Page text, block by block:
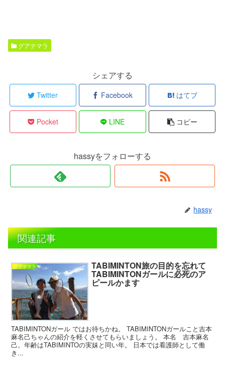
グアテマラ
シェアする
Twitter Facebook はてブ
Pocket LINE コピー
hassyをフォローする
hassy
関連記事
グアテマラ TABIMINTON旅の目的を忘れて
TABIMINTONガールに必死のア
ピールかます
TABIMINTONガール ではお待ちかね。 TABIMINTONガールこと吉本
麻名己ちゃんの紹介を軽くさせてもらいましょう。 本名 吉本麻名
己。年齢はTABIMINTOの実妹と同い年。 日本では看護師として働
き...